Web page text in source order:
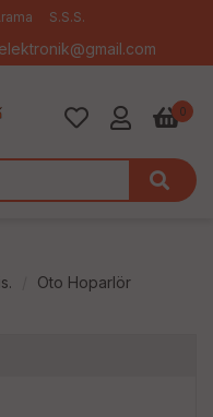
S.S.S.
0
Oto Hoparlör